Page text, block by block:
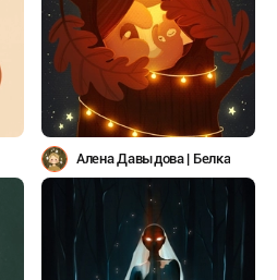
Алена Давыдова | Белка